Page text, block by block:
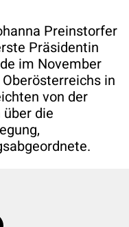
Preinstorfer
Präsidentin
im November
in
von der
die